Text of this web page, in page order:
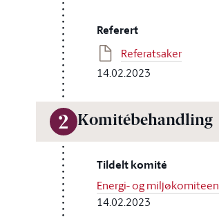
Referert
Referatsaker
14.02.2023
2 Komitébehandling
Tildelt komité
Energi- og miljøkomiteen
14.02.2023